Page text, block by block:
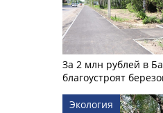
За 2 млн рублей в
благоустроят
Экология